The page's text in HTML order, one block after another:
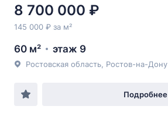
8 700 000 ₽
145 000 ₽ за м²
60 м² этаж 9
Подробнее